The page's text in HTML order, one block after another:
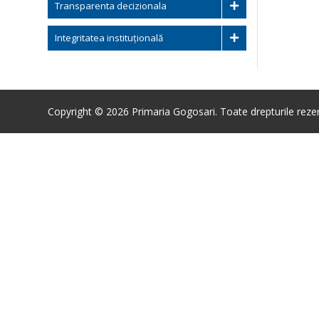
Transparenta decizionala
Integritatea instituțională
Copyright © 2026 Primaria Gogosari. Toate drepturile